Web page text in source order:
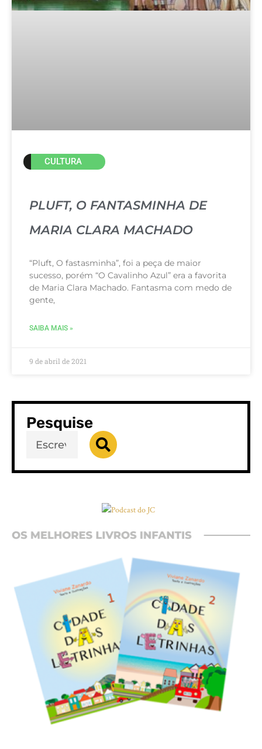
CULTURA
PLUFT, O FANTASMINHA DE
MARIA CLARA MACHADO
“Pluft, O fastasminha”, foi a peça de maior
sucesso, porém “O Cavalinho Azul” era a favorita
de Maria Clara Machado. Fantasma com medo de
gente,
SAIBA MAIS »
9 de abril de 2021
Pesquise